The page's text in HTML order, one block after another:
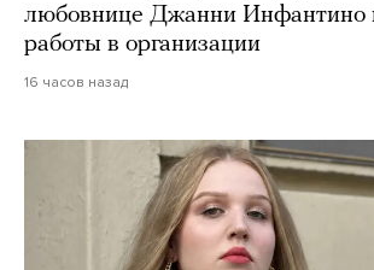
любовнице Джанни Инфантино
работы в организации
16 часов назад